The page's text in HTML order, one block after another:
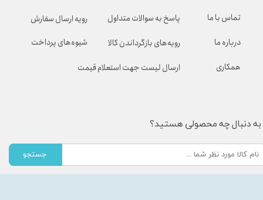
رویه ارسال سفارش
شیوه‌های پرداخت
پاسخ به سوالات متداول
رویه‌های بازگرداندن کالا
ارسال لیست جهت استعلام قیمت
تماس با ما
درباره ما
همکاری
به دنبال چه محصولی هستید؟
جستجو